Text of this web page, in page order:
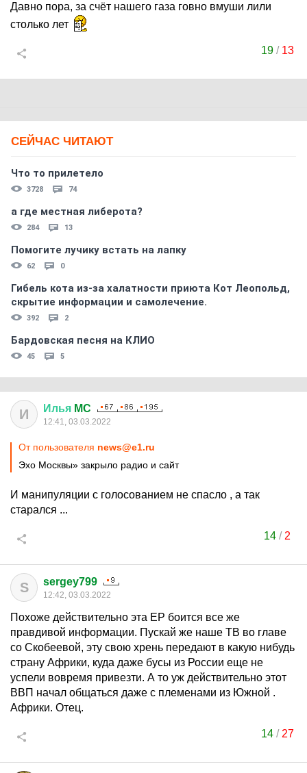
Давно пора, за счёт нашего газа говно вмуши лили
столько лет
19/ 13
СЕЙЧАС ЧИТАЮТ
Что то прилетело
3728 74
а где местная либерота?
284 13
Помогите лучику встать на лапку
62 0
Гибель кота из-за халатности приюта Кот Леопольд,
скрытиe информации и самолечение.
392 2
Бардовская песня на КЛИО
45 5
И Илья MC
12:41, 03.03.2022
От пользователя news@e1.ru
Эхо Москвы» закрыло радио и сайт
И манипуляции с голосованием не спасло , а так
старался ...
14 / 2
S sergey799
12:42, 03.03.2022
Похоже действительно эта ЕР боится все же
правдивой информации. Пускай же наше ТВ во главе
со Скобеевой, эту свою хрень передают в какую нибудь
страну Африки, куда даже бусы из России еще не
успели вовремя привезти. А то уж действительно этот
ВВП начал общаться даже с племенами из Южной .
Африки. Отец.
14/ 27